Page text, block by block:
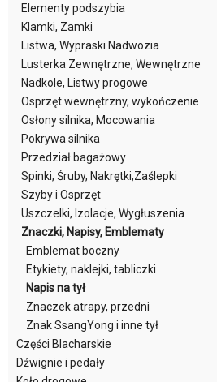
Elementy podszybia
Klamki, Zamki
Listwa, Wypraski Nadwozia
Lusterka Zewnętrzne, Wewnętrzne
Nadkole, Listwy progowe
Osprzęt wewnętrzny, wykończenie
Osłony silnika, Mocowania
Pokrywa silnika
Przedział bagażowy
Spinki, Śruby, Nakrętki,Zaślepki
Szyby i Osprzęt
Uszczelki, Izolacje, Wygłuszenia
Znaczki, Napisy, Emblematy
Emblemat boczny
Etykiety, naklejki, tabliczki
Napis na tył
Znaczek atrapy, przedni
Znak SsangYong i inne tył
Części Blacharskie
Dźwignie i pedały